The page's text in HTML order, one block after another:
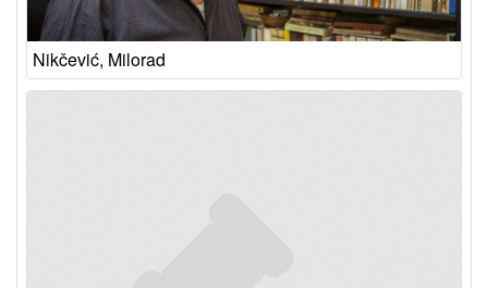
Nikčević, Milorad